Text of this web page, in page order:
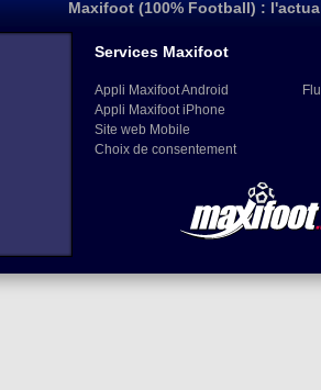
Maxifoot (100% Football) :
Services Maxifoot
Appli Maxifoot Android
Appli Maxifoot iPhone
Site web Mobile
Choix de consentement